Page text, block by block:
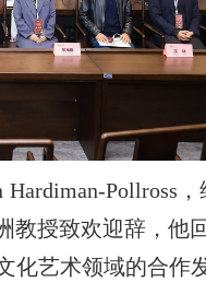
Pollross
授致欢迎辞，他
艺术领域的合作